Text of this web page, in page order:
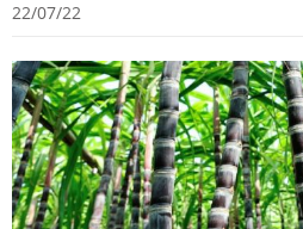
22/07/22